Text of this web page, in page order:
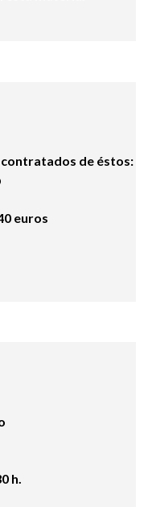
de éstos:
euros
h.